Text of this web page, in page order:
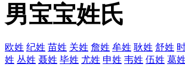
男宝宝姓氏
欧姓 纪姓 苗姓 关姓 詹姓 牟姓 耿姓 舒姓
姓 丛姓 聂姓 毕姓 尤姓 申姓 韦姓 伍姓 葛姓